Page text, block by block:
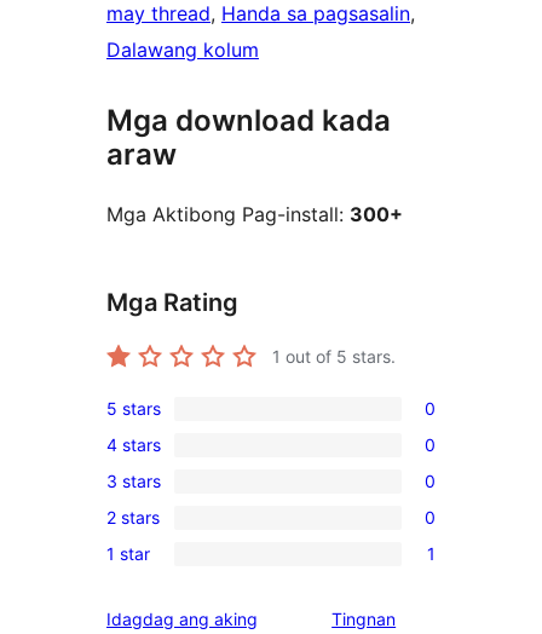
may thread, Handa sa pagsasalin
Dalawang kolum
Mga download kada
araw
Mga Aktibong Pag-install: 300+
Mga Rating
1 out of 5 stars.
0
5-
star
reviews
5 stars 0
0
4-
star
reviews
4 stars 0
0
3-
star
3 stars 0
0
2-
reviews
2 stars 0
1
1 star 1
Idagdag ang aking Tingnan